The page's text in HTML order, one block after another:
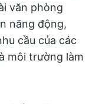
văn phòng
năng động,
cầu của các
môi trường làm